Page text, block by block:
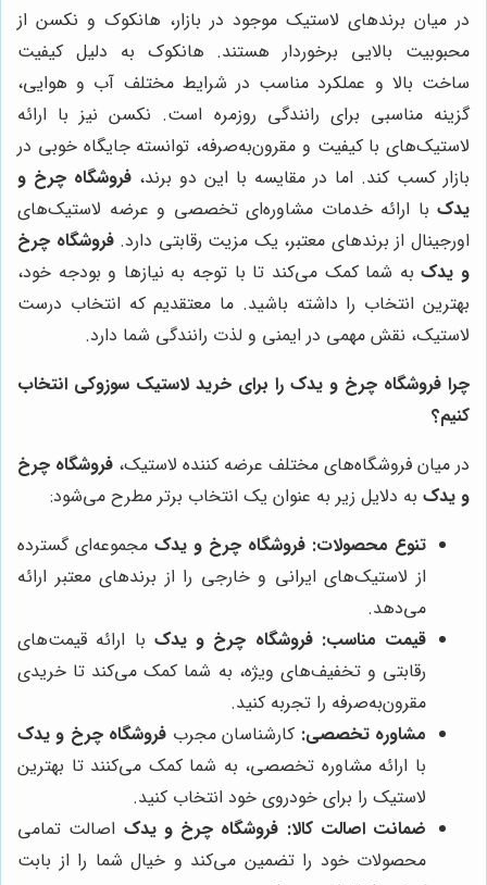
در میان برندهای لاستیک موجود در بازار، هانکوک و نکسن از
محبوبیت بالایی برخوردار هستند. هانکوک به دلیل کیفیت
ساخت بالا و عملکرد مناسب در شرایط مختلف آب و هوایی،
گزینه مناسبی برای رانندگی روزمره است. نکسن نیز با ارائه
لاستیک‌های با کیفیت و مقرون‌به‌صرفه، توانسته جایگاه خوبی در
بازار کسب کند. اما در مقایسه با این دو برند، فروشگاه چرخ و
یدک با ارائه خدمات مشاوره‌ای تخصصی و عرضه لاستیک‌های
اورجینال از برندهای معتبر، یک مزیت رقابتی دارد.فروشگاه چرخ
و یدکبه شما کمک می‌کند تا با توجه به نیازها و بودجه خود،
بهترین انتخاب را داشته باشید. ما معتقدیم که انتخاب درست
لاستیک، نقش مهمی در ایمنی و لذت رانندگی شما دارد.
چرا فروشگاه چرخ و یدک را برای خرید لاستیک سوزوکی انتخاب
کنیم؟
در میان فروشگاه‌های مختلف عرضه کننده لاستیک، فروشگاه چرخ
و یدک به دلایل زیر به عنوان یک انتخاب برتر مطرح می‌شود:
تنوع محصولات: فروشگاه چرخ و یدک مجموعه‌ای گسترده
از لاستیک‌های ایرانی و خارجی را از برندهای معتبر ارائه
می‌دهد.
قیمت مناسب: فروشگاه چرخ و یدک با ارائه قیمت‌های
رقابتی و تخفیف‌های ویژه، به شما کمک می‌کند تا خریدی
مقرون‌به‌صرفه را تجربه کنید.
مشاوره تخصصی: کارشناسان مجرب فروشگاه چرخ و یدک
با ارائه مشاوره تخصصی، به شما کمک می‌کنند تا بهترین
لاستیک را برای خودروی خود انتخاب کنید.
ضمانت اصالت کالا: فروشگاه چرخ و یدک اصالت تمامی
محصولات خود را تضمین می‌کند و خیال شما را از بابت